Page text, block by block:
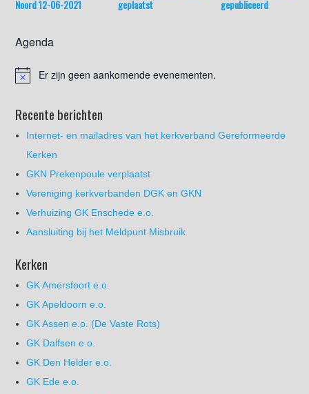
Noord 12-06-2021
geplaatst
gepubliceerd
Agenda
Er zijn geen aankomende evenementen.
Recente berichten
Internet- en mailadres van het kerkverband Gereformeerde
Kerken
GKN Prekenpoule verplaatst
Vereniging kerkverbanden DGK en GKN
Verhuizing GK Enschede e.o.
Aansluiting bij het Meldpunt Misbruik
Kerken
GK Amersfoort e.o.
GK Apeldoorn e.o.
GK Assen e.o. (De Vaste Rots)
GK Dalfsen e.o.
GK Den Helder e.o.
GK Ede e.o.